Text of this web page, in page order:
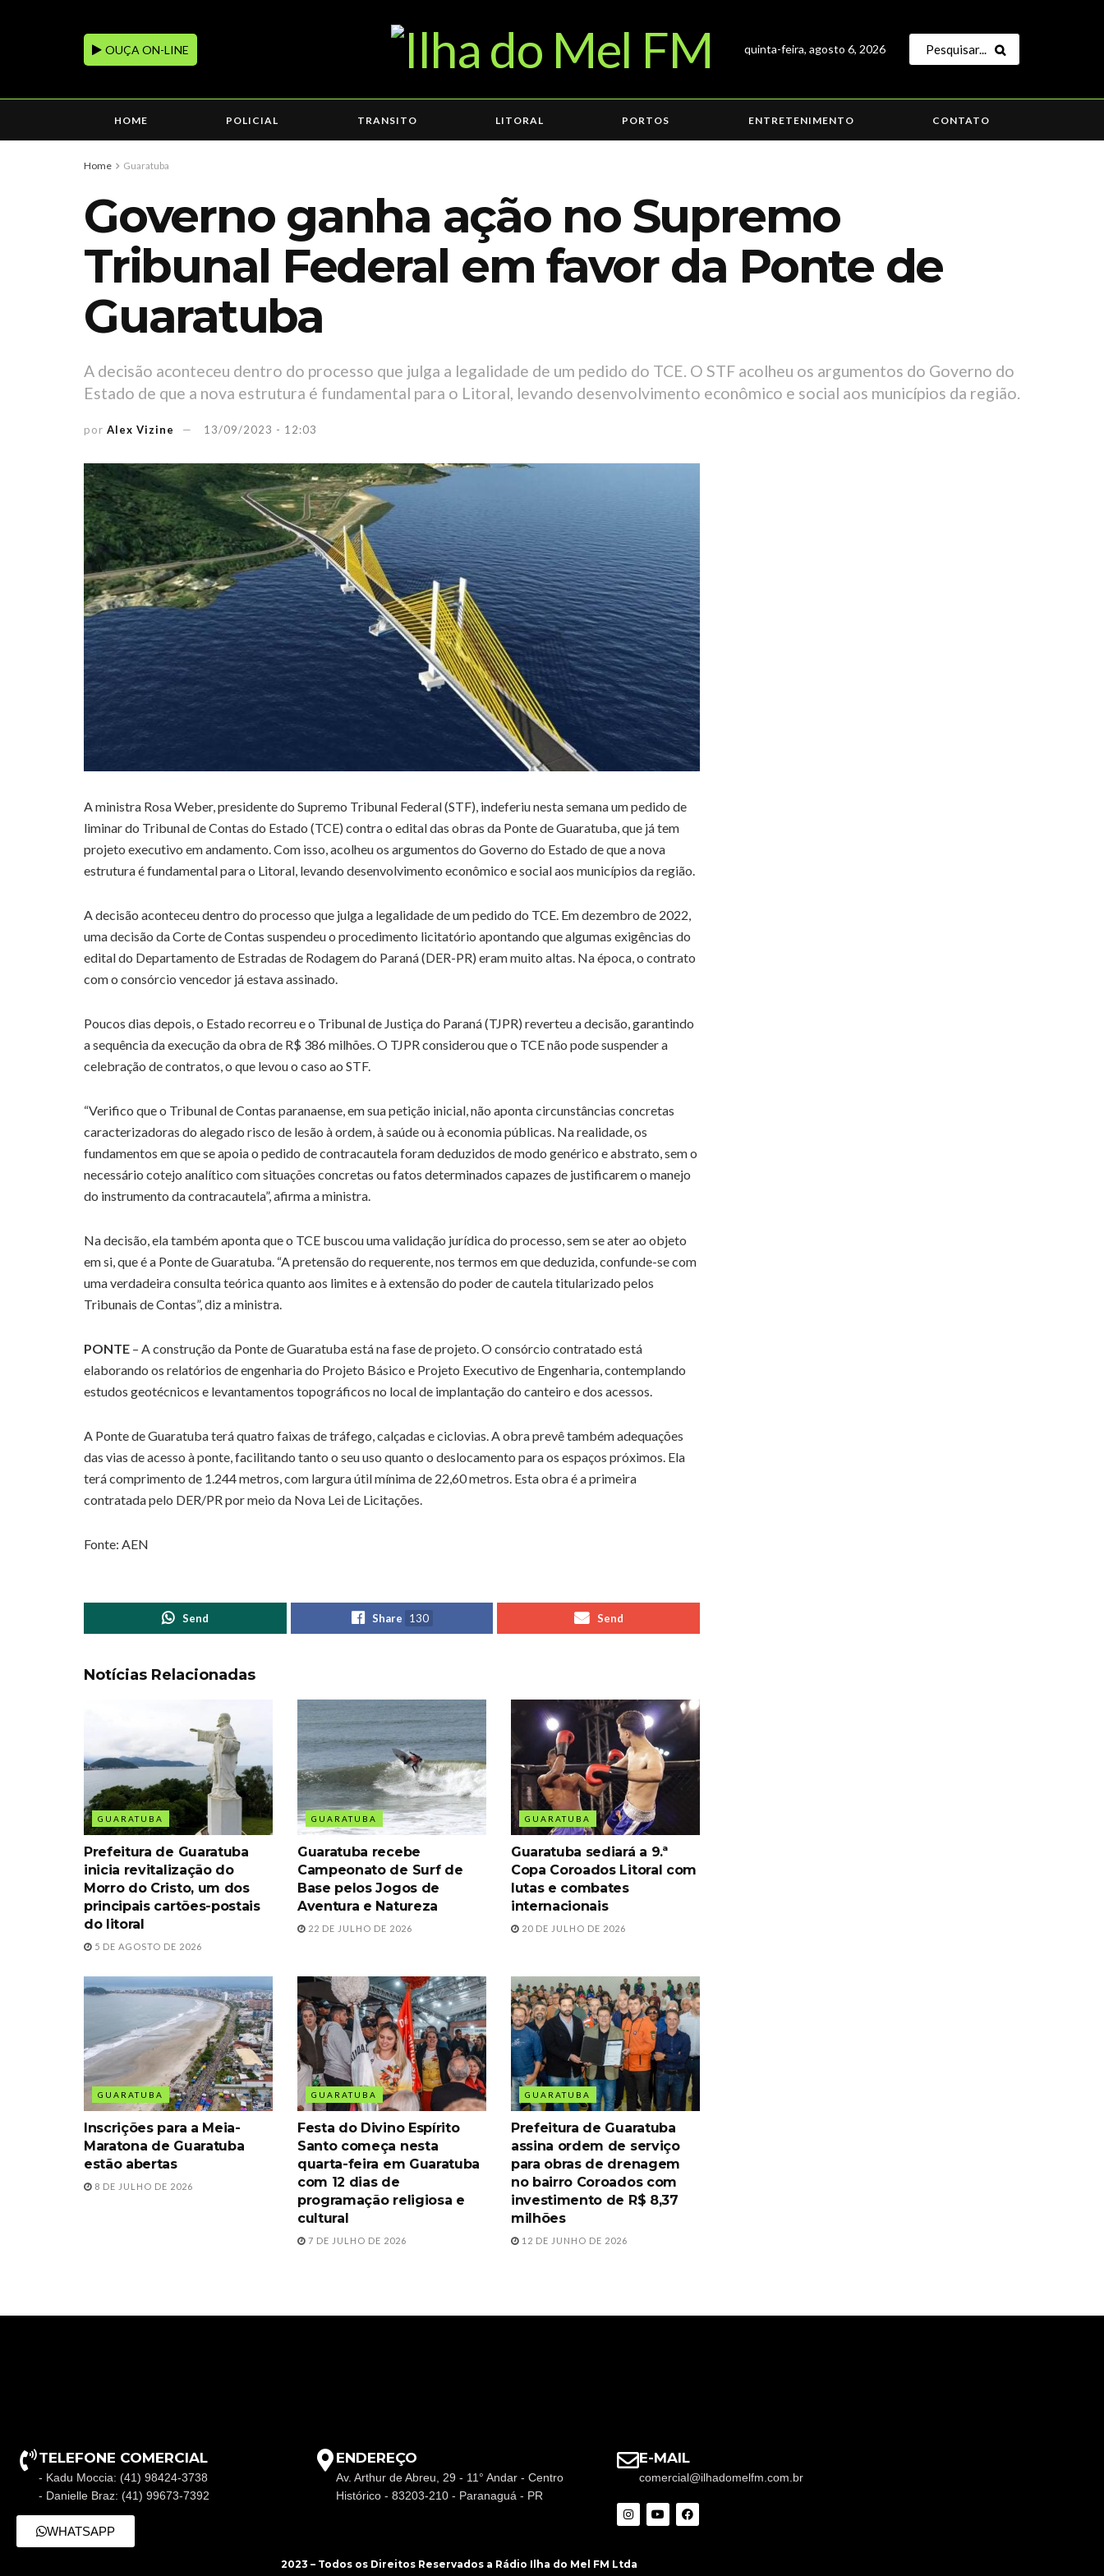
OUÇA ON-LINE quinta-feira, agosto 6, 2026
HOME POLICIAL TRANSITO LITORAL PORTOS ENTRETENIMENTO CONTATO
Home Guaratuba
Governo ganha ação no Supremo
Tribunal Federal em favor da Ponte de
Guaratuba
A decisão aconteceu dentro do processo que julga a legalidade de um pedido do TCE. O STF acolheu os argumentos do Governo do
Estado de que a nova estrutura é fundamental para o Litoral, levando desenvolvimento econômico e social aos municípios da região.
por Alex Vizine 13/09/2023 - 12:03
A ministra Rosa Weber, presidente do Supremo Tribunal Federal (STF), indeferiu nesta semana um pedido de
liminar do Tribunal de Contas do Estado (TCE) contra o edital das obras da Ponte de Guaratuba, que já tem
projeto executivo em andamento. Com isso, acolheu os argumentos do Governo do Estado de que a nova
estrutura é fundamental para o Litoral, levando desenvolvimento econômico e social aos municípios da região.
A decisão aconteceu dentro do processo que julga a legalidade de um pedido do TCE. Em dezembro de 2022,
uma decisão da Corte de Contas suspendeu o procedimento licitatório apontando que algumas exigências do
edital do Departamento de Estradas de Rodagem do Paraná (DER-PR) eram muito altas. Na época, o contrato
com o consórcio vencedor já estava assinado.
Poucos dias depois, o Estado recorreu e o Tribunal de Justiça do Paraná (TJPR) reverteu a decisão, garantindo
a sequência da execução da obra de R$ 386 milhões. O TJPR considerou que o TCE não pode suspender a
celebração de contratos, o que levou o caso ao STF.
“Verifico que o Tribunal de Contas paranaense, em sua petição inicial, não aponta circunstâncias concretas
caracterizadoras do alegado risco de lesão à ordem, à saúde ou à economia públicas. Na realidade, os
fundamentos em que se apoia o pedido de contracautela foram deduzidos de modo genérico e abstrato, sem o
necessário cotejo analítico com situações concretas ou fatos determinados capazes de justificarem o manejo
do instrumento da contracautela”, afirma a ministra.
Na decisão, ela também aponta que o TCE buscou uma validação jurídica do processo, sem se ater ao objeto
em si, que é a Ponte de Guaratuba. “A pretensão do requerente, nos termos em que deduzida, confunde-se com
uma verdadeira consulta teórica quanto aos limites e à extensão do poder de cautela titularizado pelos
Tribunais de Contas”, diz a ministra.
PONTE – A construção da Ponte de Guaratuba está na fase de projeto. O consórcio contratado está
elaborando os relatórios de engenharia do Projeto Básico e Projeto Executivo de Engenharia, contemplando
estudos geotécnicos e levantamentos topográficos no local de implantação do canteiro e dos acessos.
A Ponte de Guaratuba terá quatro faixas de tráfego, calçadas e ciclovias. A obra prevê também adequações
das vias de acesso à ponte, facilitando tanto o seu uso quanto o deslocamento para os espaços próximos. Ela
terá comprimento de 1.244 metros, com largura útil mínima de 22,60 metros. Esta obra é a primeira
contratada pelo DER/PR por meio da Nova Lei de Licitações.
Fonte: AEN
Send Share 130 Send
Notícias Relacionadas
GUARATUBA
Prefeitura de Guaratuba
inicia revitalização do
Morro do Cristo, um dos
principais cartões-postais
do litoral
5 DE AGOSTO DE 2026
GUARATUBA
Guaratuba recebe
Campeonato de Surf de
Base pelos Jogos de
Aventura e Natureza
22 DE JULHO DE 2026
GUARATUBA
Guaratuba sediará a 9.ª
Copa Coroados Litoral com
lutas e combates
internacionais
20 DE JULHO DE 2026
GUARATUBA
Inscrições para a Meia-
Maratona de Guaratuba
estão abertas
8 DE JULHO DE 2026
GUARATUBA
Festa do Divino Espírito
Santo começa nesta
quarta-feira em Guaratuba
com 12 dias de
programação religiosa e
cultural
7 DE JULHO DE 2026
GUARATUBA
Prefeitura de Guaratuba
assina ordem de serviço
para obras de drenagem
no bairro Coroados com
investimento de R$ 8,37
milhões
12 DE JUNHO DE 2026
TELEFONE COMERCIAL
- Kadu Moccia: (41) 98424-3738
- Danielle Braz: (41) 99673-7392
WHATSAPP
ENDEREÇO
Av. Arthur de Abreu, 29 - 11° Andar - Centro
Histórico - 83203-210 - Paranaguá - PR
E-MAIL
comercial@ilhadomelfm.com.br
2023 – Todos os Direitos Reservados a Rádio Ilha do Mel FM Ltda